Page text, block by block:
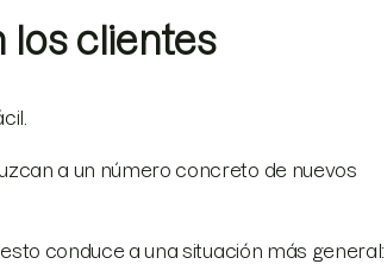
los clientes
a un número concreto de nuevos
conduce a una situación más general: